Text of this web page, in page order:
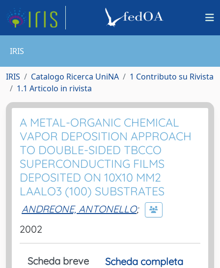
IRIS
IRIS Catalogo Ricerca UniNA
1 Contributo su Rivista
1.1 Articolo in rivista
A METAL-ORGANIC CHEMICAL
VAPOR DEPOSITION APPROACH
TO DOUBLE-SIDED TBCCO
SUPERCONDUCTING FILMS
DEPOSITED ON 10X10 MM2
LAALO3 (100) SUBSTRATES
ANDREONE, ANTONELLO;
2002
Scheda breve
Scheda completa